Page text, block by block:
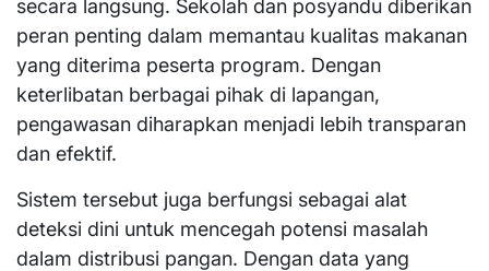
secara langsung. Sekolah dan posyandu diberikan
peran penting dalam memantau kualitas makanan
yang diterima peserta program. Dengan
keterlibatan berbagai pihak di lapangan,
pengawasan diharapkan menjadi lebih transparan
dan efektif.
Sistem tersebut juga berfungsi sebagai alat
deteksi dini untuk mencegah potensi masalah
dalam distribusi pangan. Dengan data yang